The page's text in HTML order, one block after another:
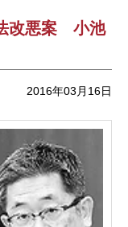
改悪案 小池
2016年03月16日